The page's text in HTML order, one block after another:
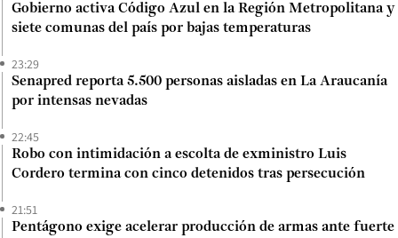
Gobierno activa Código Azul en la Región Metropolitana y
siete comunas del país por bajas temperaturas
23:29
Senapred reporta 5.500 personas aisladas en La Araucanía
por intensas nevadas
22:45
Robo con intimidación a escolta de exministro Luis
Cordero termina con cinco detenidos tras persecución
21:51
Pentágono exige acelerar producción de armas ante fuerte